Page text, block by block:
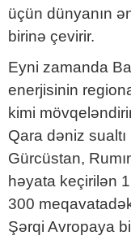
üçün dünyanın
birinə çevirir.
Eyni zamanda
enerjisinin
kimi
Qara dəniz
Gürcüstan,
həyata keçirilən
300
Şərqi Avropaya